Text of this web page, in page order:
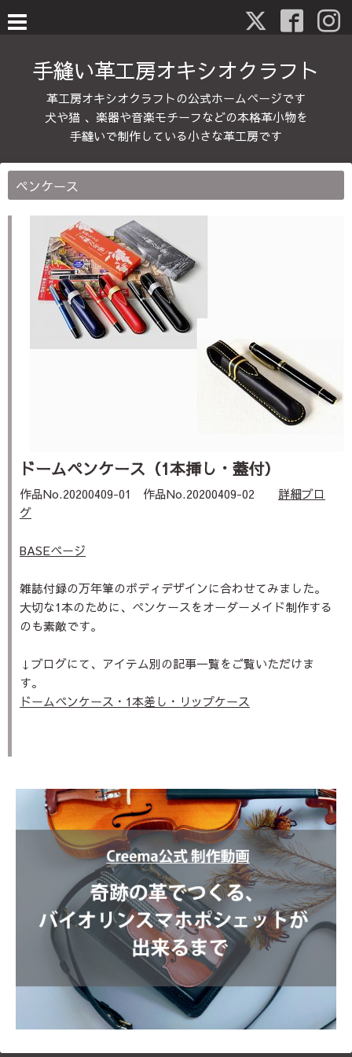
手縫い革工房オキシオクラフト
革工房オキシオクラフトの公式ホームページです
犬や猫 、楽器や音楽モチーフなどの本格革小物を
手縫いで制作している小さな革工房です
ペンケース
ドームペンケース（1本挿し・蓋付）
作品No.20200409-01 作品No.20200409-02 詳細ブロ
グ
BASEページ
雑誌付録の万年筆のボディデザインに合わせてみました。
大切な1本のために、ペンケースをオーダーメイド制作する
のも素敵です。
↓ブログにて、アイテム別の記事一覧をご覧いただけま
す。
ドームペンケース・1本差し・リップケース